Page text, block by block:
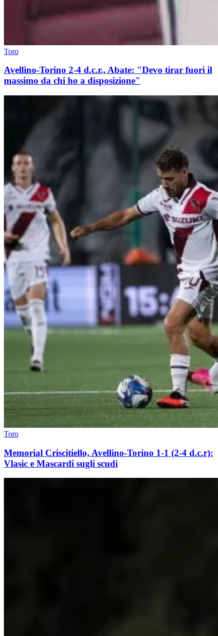
Toro
Avellino-Torino 2-4 d.c.r., Abate: "Devo tirar fuori il
massimo da chi ho a disposizione"
Toro
Memorial Criscitiello, Avellino-Torino 1-1 (2-4 d.c.r):
Vlasic e Mascardi sugli scudi